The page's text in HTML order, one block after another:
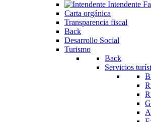
Intendente
Carta orgánica
Transparencia fiscal
Back
Desarrollo Social
Turismo
Back
Servicios